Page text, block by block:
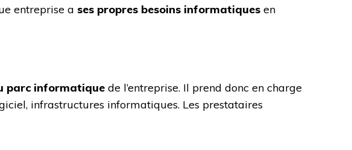
entreprise a ses propres besoins informatiques en
parc informatique de l’entreprise. Il prend donc en charge
infrastructures informatiques. Les prestataires